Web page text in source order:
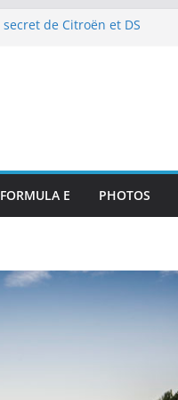
de Citroën et DS
pour DS PENSKE malgré
les projecteurs
et intégration de
à l’E-Prix de Tokyo
spectaculaires
FORMULA E PHOTOS